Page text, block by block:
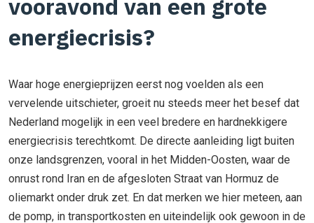
vooravond van een grote
energiecrisis?
Waar hoge energieprijzen eerst nog voelden als een
vervelende uitschieter, groeit nu steeds meer het besef dat
Nederland mogelijk in een veel bredere en hardnekkigere
energiecrisis terechtkomt. De directe aanleiding ligt buiten
onze landsgrenzen, vooral in het Midden-Oosten, waar de
onrust rond Iran en de afgesloten Straat van Hormuz de
oliemarkt onder druk zet. En dat merken we hier meteen, aan
de pomp, in transportkosten en uiteindelijk ook gewoon in de